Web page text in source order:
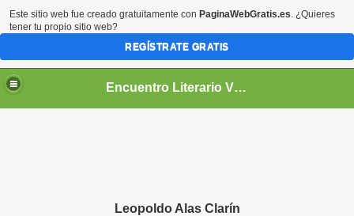
Encuentro Literario Virtual
Leopoldo Alas Clarín
Este sitio web fue creado gratuitamente con PaginaWebGratis.es. ¿Quieres
tener tu propio sitio web?
REGÍSTRATE GRATIS